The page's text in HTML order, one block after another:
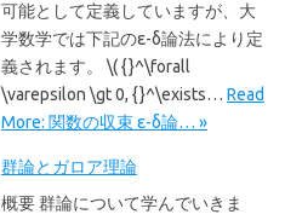
可能として定義していますが、大
学数学では下記のε-δ論法により定
義されます。 \( {}^\forall
\varepsilon \gt 0, {}^\exists… Read
More: 関数の収束 ε-δ論… »
群論とガロア理論
概要 群論について学んでいきま